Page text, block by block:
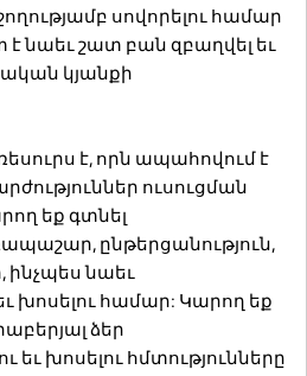
սովորելու համար
նաեւ շատ բան զբաղվել եւ
կյանքի
է, որն ապահովում է
ուսուցման
եք գտնել
ընթերցանություն,
ինչպես նաեւ
խոսելու համար: Կարող եք
ձեր
եւ խոսելու հմտությունները